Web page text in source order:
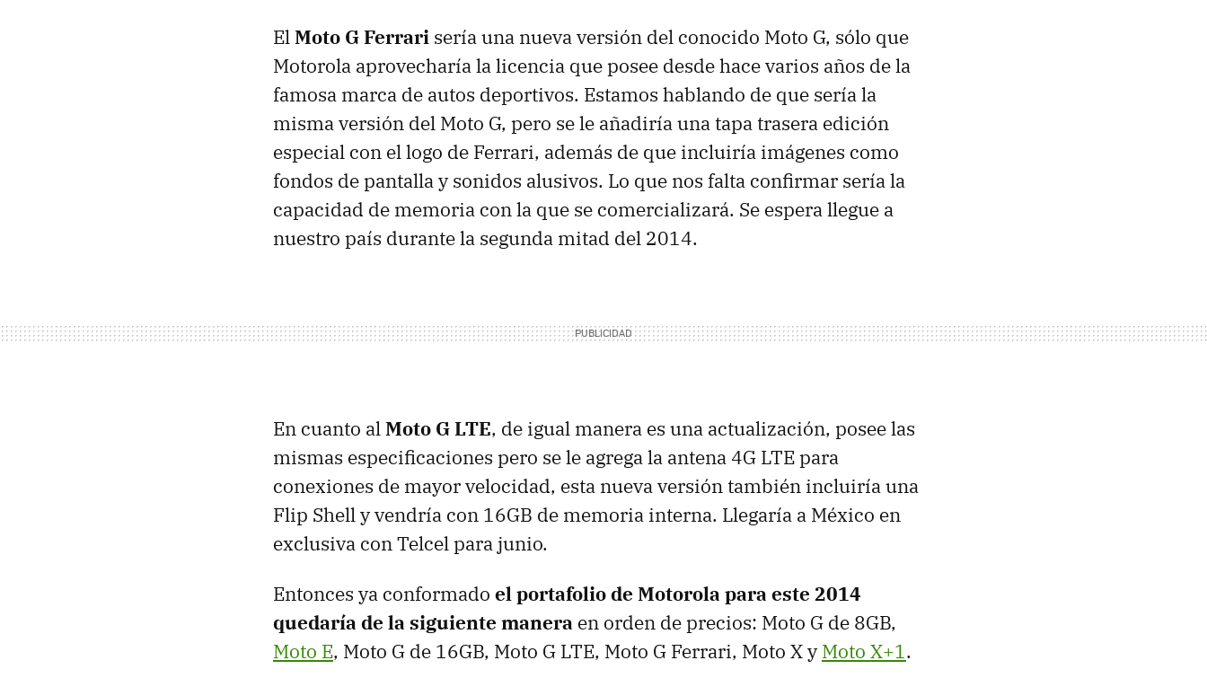
ElMoto G Ferrari sería una nueva versión del conocido Moto G, sólo que
Motorola aprovecharía la licencia que posee desde hace varios años de la
famosa marca de autos deportivos. Estamos hablando de que sería la
misma versión del Moto G, pero se le añadiría una tapa trasera edición
especial con el logo de Ferrari, además de que incluiría imágenes como
fondos de pantalla y sonidos alusivos. Lo que nos falta confirmar sería la
capacidad de memoria con la que se comercializará. Se espera llegue a
nuestro país durante la segunda mitad del 2014.
En cuanto alMoto G LTE, de igual manera es una actualización, posee las
mismas especificaciones pero se le agrega la antena 4G LTE para
conexiones de mayor velocidad, esta nueva versión también incluiría una
Flip Shell y vendría con 16GB de memoria interna. Llegaría a México en
exclusiva con Telcel para junio.
Entonces ya conformado el portafolio de Motorola para este 2014
quedaría de la siguiente manera en orden de precios: Moto G de 8GB,
Moto E, Moto G de 16GB, Moto G LTE, Moto G Ferrari, Moto X yMoto X+1.